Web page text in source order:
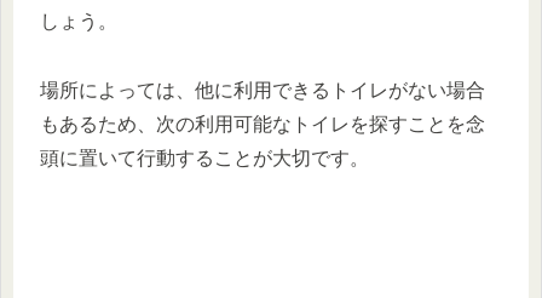
しょう。
場所によっては、他に利用できるトイレがない場合
もあるため、次の利用可能なトイレを探すことを念
頭に置いて行動することが大切です。